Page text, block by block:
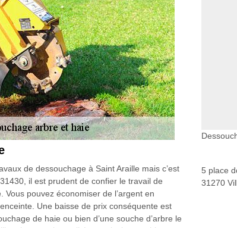
de dessouchage à Saint Araille mais c’est
il est prudent de confier le travail de
pouvez économiser de l’argent en
Une baisse de prix conséquente est
de haie ou bien d’une souche d’arbre le
5 place
31270